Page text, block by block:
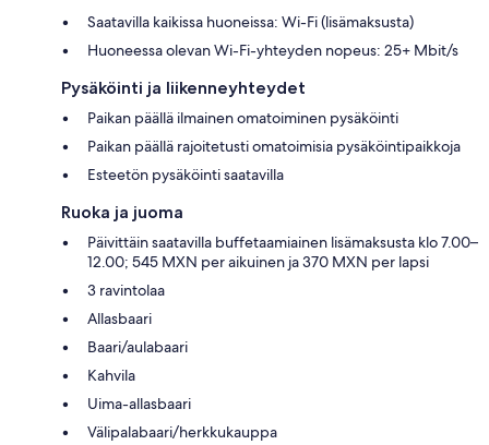
Saatavilla kaikissa huoneissa: Wi-Fi (lisämaksusta)
Huoneessa olevan Wi-Fi-yhteyden nopeus: 25+ Mbit/s
Pysäköinti ja liikenneyhteydet
Paikan päällä ilmainen omatoiminen pysäköinti
Paikan päällä rajoitetusti omatoimisia pysäköintipaikkoja
Esteetön pysäköinti saatavilla
Ruoka ja juoma
Päivittäin saatavilla buffetaamiainen lisämaksusta klo 7.00–
12.00; 545 MXN per aikuinen ja 370 MXN per lapsi
3 ravintolaa
Allasbaari
Baari/aulabaari
Kahvila
Uima-allasbaari
Välipalabaari/herkkukauppa